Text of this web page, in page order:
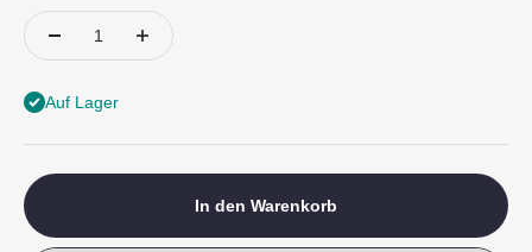
Auf Lager
In den Warenkorb